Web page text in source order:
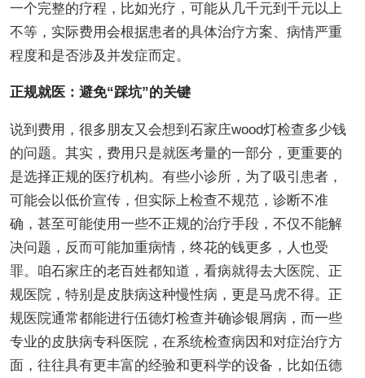
一个完整的疗程，比如光疗，可能从几千元到千元以上
不等，实际费用会根据患者的具体治疗方案、病情严重
程度和是否涉及并发症而定。
正规就医：避免“踩坑”的关键
说到费用，很多朋友又会想到石家庄wood灯检查多少钱
的问题。其实，费用只是就医考量的一部分，更重要的
是选择正规的医疗机构。有些小诊所，为了吸引患者，
可能会以低价宣传，但实际上检查不规范，诊断不准
确，甚至可能使用一些不正规的治疗手段，不仅不能解
决问题，反而可能加重病情，终花的钱更多，人也受
罪。咱石家庄的老百姓都知道，看病就得去大医院、正
规医院，特别是皮肤病这种慢性病，更是马虎不得。正
规医院通常都能进行伍德灯检查并确诊银屑病，而一些
专业的皮肤病专科医院，在系统检查病因和对症治疗方
面，往往具有更丰富的经验和更科学的设备，比如伍德